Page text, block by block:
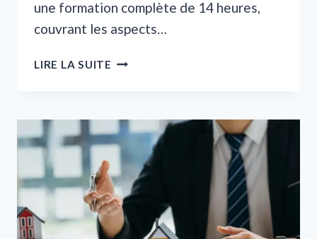
une formation complète de 14 heures,
couvrant les aspects…
LIRE LA SUITE AXIO
LES
OBLIGATIONS
DE
LA
LOI
ALUR
AVEC